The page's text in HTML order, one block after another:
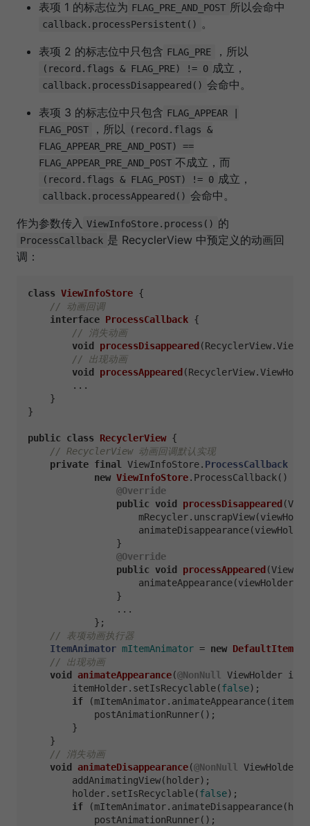
表项 1 的标志位为 FLAG_PRE_AND_POST 所以会命中
callback.processPersistent()
。
表项 2 的标志位中只包含 FLAG_PRE ，所以
(record.flags & FLAG_PRE) != 0 成立，
callback.processDisappeared() 会命中。
表项 3 的标志位中只包含 FLAG_APPEAR |
FLAG_POST
，所以
(record.flags &
FLAG_APPEAR_PRE_AND_POST) ==
FLAG_APPEAR_PRE_AND_POST 不成立，而
(record.flags & FLAG_POST) != 0 成立，
callback.processAppeared() 会命中。
作为参数传入 ViewInfoStore.process() 的
ProcessCallback 是 RecyclerView 中预定义的动画回
调：
class ViewInfoStore {
// 动画回调
interface ProcessCallback {
// 消失动画
void
processDisappeared
// 出现动画
void
processAppeared
        ...
    }
}
public class RecyclerView {
// RecyclerView 动画回调默认实现
private final ViewInfoStore. ProcessCallback
new ViewInfoStore.ProcessCallback() {
@Override
public void processDisappeared
                }
@Override
public void processAppeared
animateAppearance(viewHolder,
                }
                ...
            };
// 表项动画执行器
ItemAnimator mItemAnimator = new
// 出现动画
void
animateAppearance(@NonNull
ViewHolder
        itemHolder.setIsRecyclable(
false);
if
            postAnimationRunner();
        }
    }
// 消失动画
void
animateDisappearance(@NonNull
ViewHolder
        addAnimatingView(holder);
        holder.setIsRecyclable(
false);
if
            postAnimationRunner();